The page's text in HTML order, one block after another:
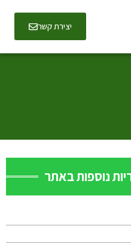
יצירת קשר
נוספות באתר